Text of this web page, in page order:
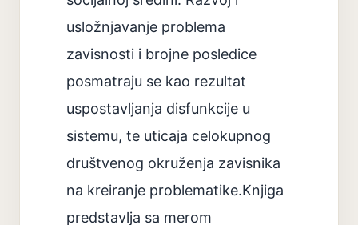
usložnjavanje problema
zavisnosti i brojne posledice
posmatraju se kao rezultat
uspostavljanja disfunkcije u
sistemu, te uticaja celokupnog
društvenog okruženja zavisnika
na kreiranje problematike.Knjiga
predstavlja sa merom